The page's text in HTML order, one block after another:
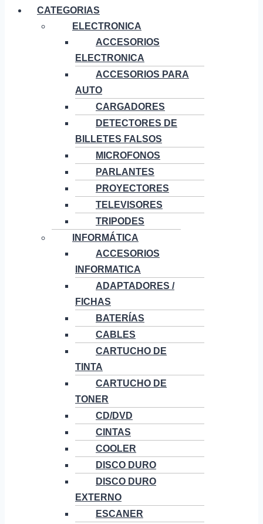
CATEGORIAS
ELECTRONICA
ACCESORIOS
ELECTRONICA
ACCESORIOS PARA
AUTO
CARGADORES
DETECTORES DE
BILLETES FALSOS
MICROFONOS
PARLANTES
PROYECTORES
TELEVISORES
TRIPODES
INFORMÁTICA
ACCESORIOS
INFORMATICA
ADAPTADORES /
FICHAS
BATERÍAS
CABLES
CARTUCHO DE
TINTA
CARTUCHO DE
TONER
CD/DVD
CINTAS
COOLER
DISCO DURO
DISCO DURO
EXTERNO
ESCANER